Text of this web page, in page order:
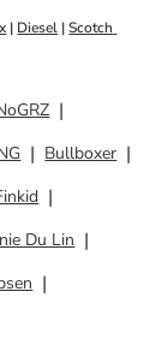
| Diesel | Scotch
Bullboxer
Du Lin